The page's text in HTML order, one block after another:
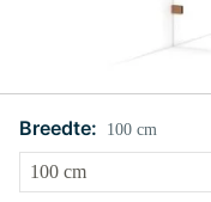
Breedte: 100 cm